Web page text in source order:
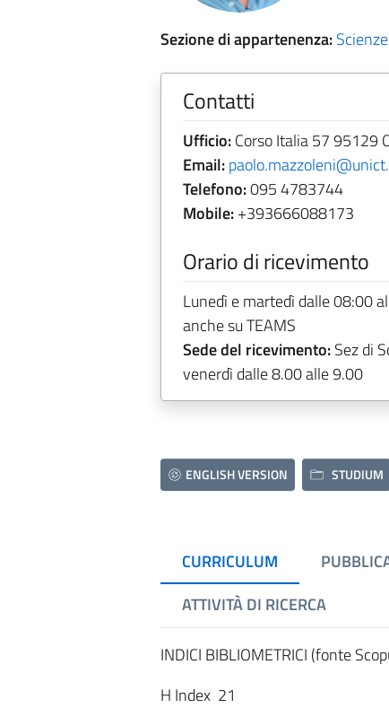
Sezione di appartenenza:
Contatti
Ufficio:Corso Italia 57 95129
Email:
Telefono:095 4783744
Mobile:+393666088173
Orario di ricevimento
Lunedì e martedì dalle 08:00
anche su TEAMS
Sede del ricevimento:Sez di
venerdì dalle 8.00 alle 9.00
ENGLISH VERSION STUDIUM
CURRICULUM
ATTIVITÀ DI RICERCA
INDICI BIBLIOMETRICI (fonte
H Index 21